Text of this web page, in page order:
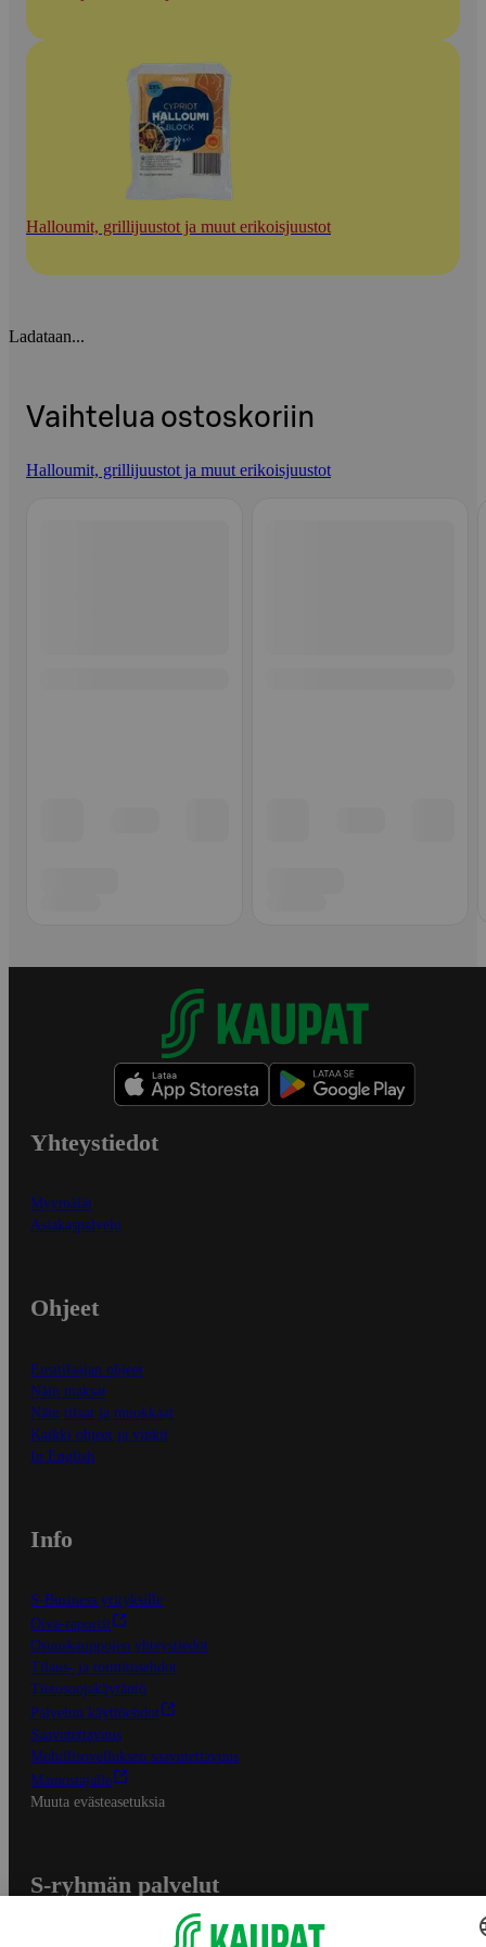
Halloumit, grillijuustot ja muut erikoisjuustot
Ladataan...
Vaihtelua ostoskoriin
Halloumit, grillijuustot ja muut erikoisjuustot
Yhteystiedot
Myymälät
Asiakaspalvelu
Ohjeet
Ensitilaajan ohjeet
Näin maksat
Näin tilaat ja muokkaat
Kaikki ohjeet ja vinkit
In English
Info
S-Business yrityksille
Oiva-raportit
Osuuskauppojen yhteystiedot
Tilaus- ja toimitusehdot
Tietosuojakäytäntö
Palvelun käyttöehdot
Saavutettavuus
Mobiilisovelluksen saavutettavuus
Mainostajalle
Muuta evästeasetuksia
S-ryhmän palvelut